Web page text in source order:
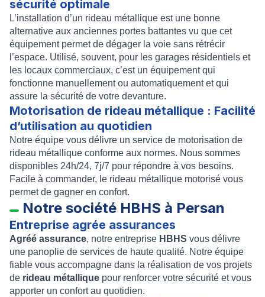
sécurité optimale
L’installation d’un rideau métallique est une bonne
alternative aux anciennes portes battantes vu que cet
équipement permet de dégager la voie sans rétrécir
l’espace. Utilisé, souvent, pour les garages résidentiels et
les locaux commerciaux, c’est un équipement qui
fonctionne manuellement ou automatiquement et qui
assure la sécurité de votre devanture.
Motorisation de rideau métallique : Facilité
d’utilisation au quotidien
Notre équipe vous délivre un service de motorisation de
rideau métallique conforme aux normes. Nous sommes
disponibles 24h/24, 7j/7 pour répondre à vos besoins.
Facile à commander, le rideau métallique motorisé vous
permet de gagner en confort.
Notre société HBHS à Persan
Entreprise agrée assurances
Agréé assurance, notre entreprise HBHS vous délivre
une panoplie de services de haute qualité. Notre équipe
fiable vous accompagne dans la réalisation de vos projets
de rideau métallique pour renforcer votre sécurité et vous
apporter un confort au quotidien.